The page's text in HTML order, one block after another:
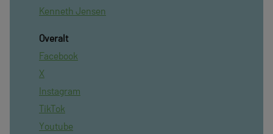
Kenneth Jensen
Overalt
Facebook
X
Instagram
TikTok
Youtube